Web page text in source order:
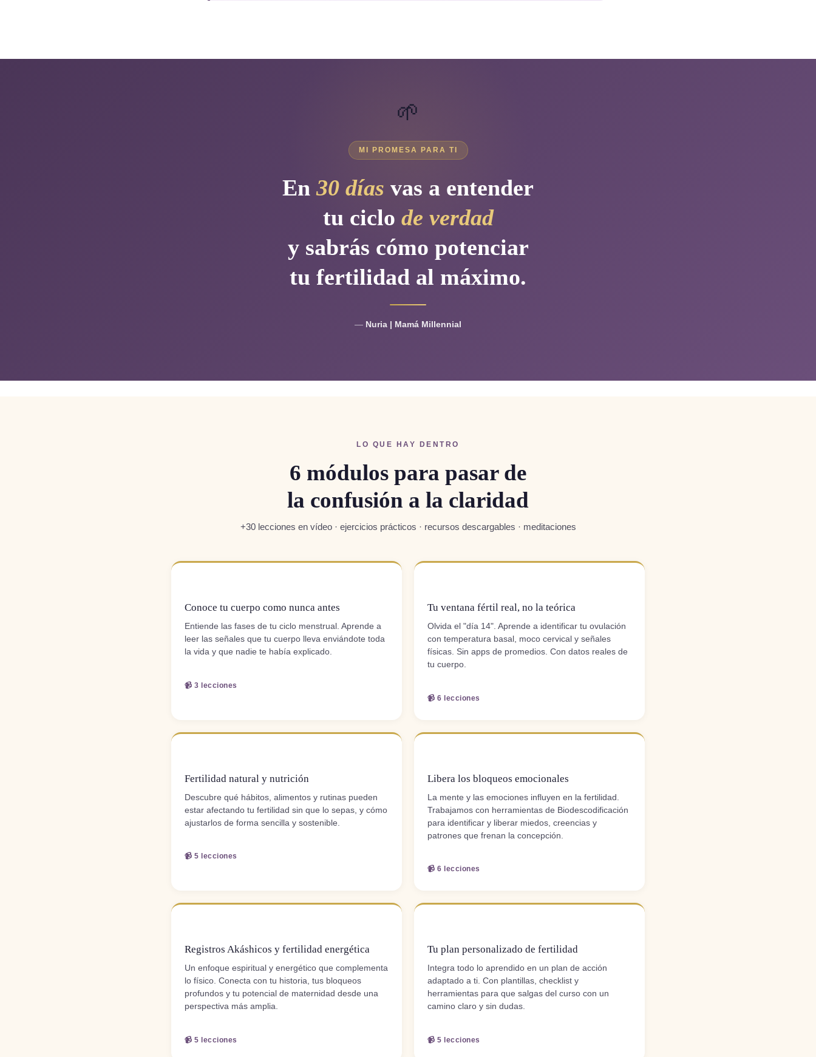
🌱
MI PROMESA PARA TI
En30 días vas a entender
tu ciclo de verdad
y sabrás cómo potenciar
tu fertilidad al máximo.
— Nuria | Mamá Millennial
LO QUE HAY DENTRO
6 módulos para pasar de
la confusión a la claridad
+30 lecciones en vídeo · ejercicios prácticos · recursos descargables · meditaciones
Conoce tu cuerpo como nunca antes
Entiende las fases de tu ciclo menstrual. Aprende a
leer las señales que tu cuerpo lleva enviándote toda
la vida y que nadie te había explicado.
📹 3 lecciones
Tu ventana fértil real, no la teórica
Olvida el "día 14". Aprende a identificar tu ovulación
con temperatura basal, moco cervical y señales
físicas. Sin apps de promedios. Con datos reales de
tu cuerpo.
📹 6 lecciones
Fertilidad natural y nutrición
Descubre qué hábitos, alimentos y rutinas pueden
estar afectando tu fertilidad sin que lo sepas, y cómo
ajustarlos de forma sencilla y sostenible.
📹 5 lecciones
Libera los bloqueos emocionales
La mente y las emociones influyen en la fertilidad.
Trabajamos con herramientas de Biodescodificación
para identificar y liberar miedos, creencias y
patrones que frenan la concepción.
📹 6 lecciones
Registros Akáshicos y fertilidad energética
Un enfoque espiritual y energético que complementa
lo físico. Conecta con tu historia, tus bloqueos
profundos y tu potencial de maternidad desde una
perspectiva más amplia.
📹 5 lecciones
Tu plan personalizado de fertilidad
Integra todo lo aprendido en un plan de acción
adaptado a ti. Con plantillas, checklist y
herramientas para que salgas del curso con un
camino claro y sin dudas.
📹 5 lecciones